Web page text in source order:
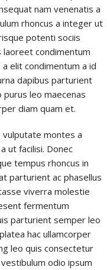
nam venenatis a
rhoncus a integer ut
potenti sociis
condimentum
elit condimentum a id
dapibus parturient
leo maecenas
diam quam et.
vulputate montes a
ut facilisi. Donec
tempus rhoncus in
parturient ac phasellus
viverra molestie
fermentum
parturient semper leo
hac ullamcorper
leo quis consectetur
odio ipsum